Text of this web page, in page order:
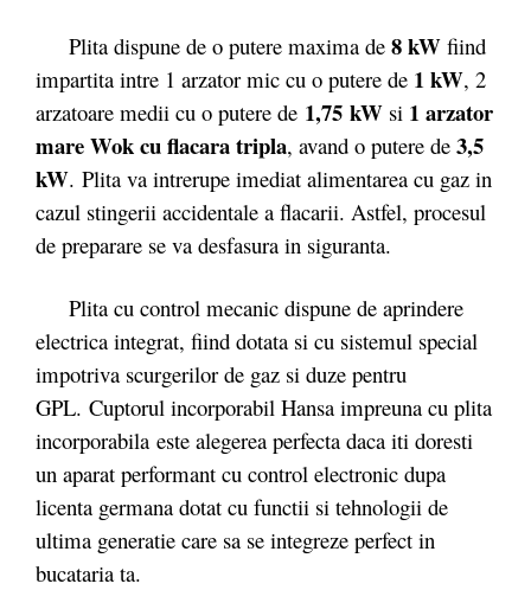
Plita dispune de o putere maxima de 8 kW fiind
impartita intre 1 arzator mic cu o putere de 1 kW, 2
arzatoare medii cu o putere de 1,75 kW si 1 arzator
mare Wok cu flacara tripla, avand o putere de 3,5
kW. Plita va intrerupe imediat alimentarea cu gaz in
cazul stingerii accidentale a flacarii. Astfel, procesul
de preparare se va desfasura in siguranta.
Plita cu control mecanic dispune de aprindere
electrica integrat, fiind dotata si cu sistemul special
impotriva scurgerilor de gaz si duze pentru
GPL. Cuptorul incorporabil Hansa impreuna cu plita
incorporabila este alegerea perfecta daca iti doresti
un aparat performant cu control electronic dupa
licenta germana dotat cu functii si tehnologii de
ultima generatie care sa se integreze perfect in
bucataria ta.